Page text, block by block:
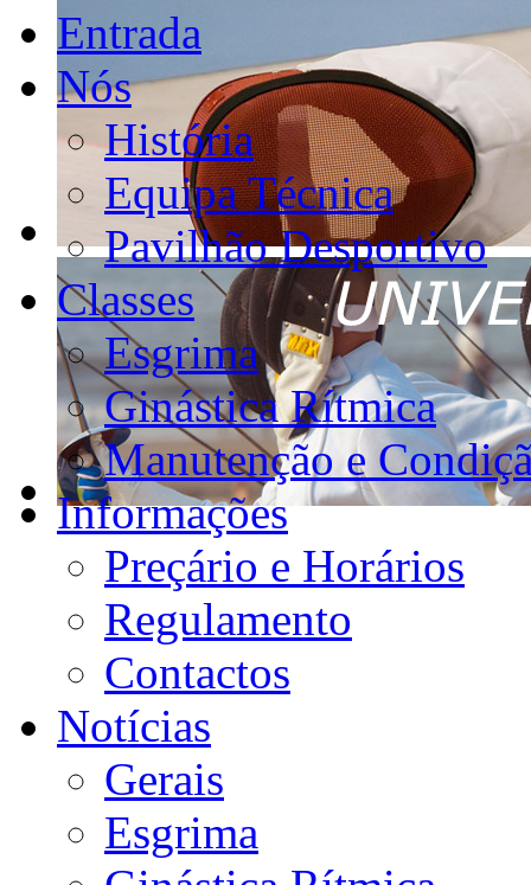
Entrada
Nós
História
Equipa Técnica
Pavilhão Desportivo
Classes
Esgrima
Ginástica Rítmica
Manutenção e
Informações
Preçário e Horários
Regulamento
Contactos
Notícias
Gerais
Esgrima